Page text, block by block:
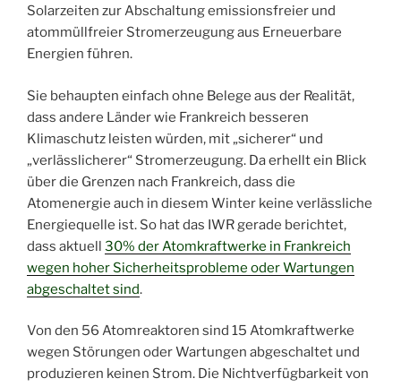
Solarzeiten zur Abschaltung emissionsfreier und
atommüllfreier Stromerzeugung aus Erneuerbare
Energien führen.
Sie behaupten einfach ohne Belege aus der Realität,
dass andere Länder wie Frankreich besseren
Klimaschutz leisten würden, mit „sicherer“ und
„verlässlicherer“ Stromerzeugung. Da erhellt ein Blick
über die Grenzen nach Frankreich, dass die
Atomenergie auch in diesem Winter keine verlässliche
Energiequelle ist. So hat das IWR gerade berichtet,
dass aktuell 30% der Atomkraftwerke in Frankreich
wegen hoher Sicherheitsprobleme oder Wartungen
abgeschaltet sind.
Von den 56 Atomreaktoren sind 15 Atomkraftwerke
wegen Störungen oder Wartungen abgeschaltet und
produzieren keinen Strom. Die Nichtverfügbarkeit von